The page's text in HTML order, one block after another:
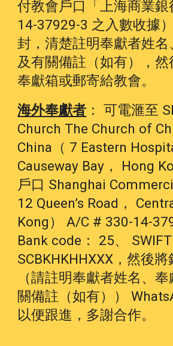
付教會戶口「上海商業銀
14-37929-3 之入數收據
封，清楚註明奉獻者姓名
及有關備註（如有），然
奉獻箱或郵寄給教會。
海外奉獻者 ： 可電滙至
Church The Church of
China（ 7 Eastern
Causeway Bay， Hong
戶口 Shanghai
12 Queen’s Road，
Kong） A/C # 330-14-
Bank code： 25、 SWIFT
SCBKHKHHXXX，然後
（請註明奉獻者姓名、
關備註（如有））
以便跟進，多謝合作。